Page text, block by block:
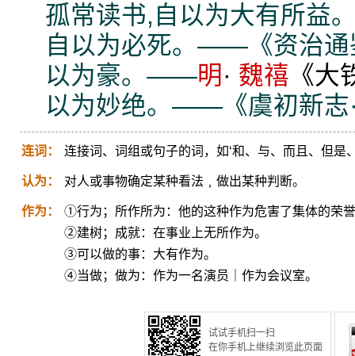
孤常读书,自以为大有所益
自以为必死。——《资治通
以为豪。——明 · 魏禧 《大
以为妙绝。——《虞初新志
连词： 连接词、词组或句子的词，如‘和、与、而且、但是
认为： 对人或事物确定某种看法﹐做出某种判断。
作为：
①行为；所作所为：他的这种作为危害了集体的荣
②建树；成就：在事业上无所作为。
③可以做的事：大有作为。
④当做；做为：作为一名演员｜作为会议室。
试试手机扫一扫
在你手机上继续浏览此页面